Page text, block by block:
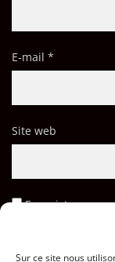
Sur ce site nous
E-mail *
Site web
Enregistrer mon
navigateur